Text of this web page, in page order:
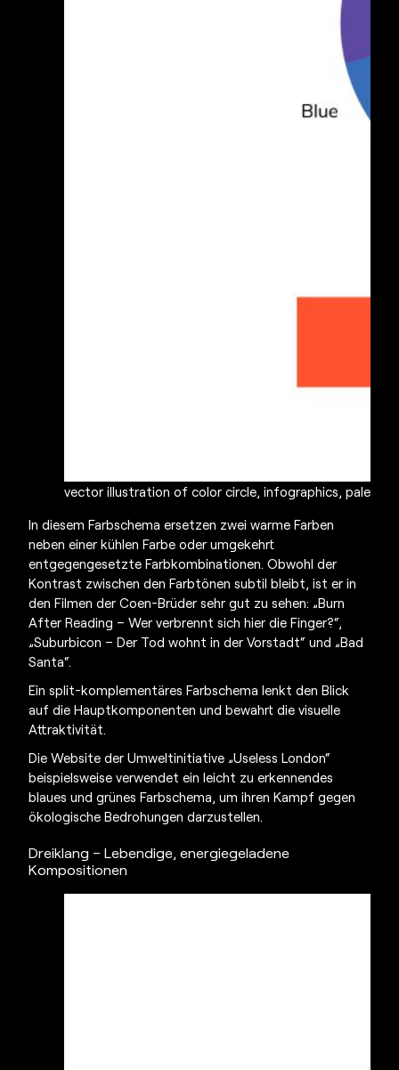
vector illustration of color circle, infographics,
In diesem Farbschema ersetzen zwei warme Farben
neben einer kühlen Farbe oder umgekehrt
entgegengesetzte Farbkombinationen. Obwohl der
Kontrast zwischen den Farbtönen subtil bleibt, ist er in
den Filmen der Coen-Brüder sehr gut zu sehen: „Burn
After Reading – Wer verbrennt sich hier die Finger?“,
„Suburbicon – Der Tod wohnt in der Vorstadt“ und „Bad
Santa“.
Ein split-komplementäres Farbschema lenkt den Blick
auf die Hauptkomponenten und bewahrt die visuelle
Attraktivität.
Die Website der Umweltinitiative „Useless London“
beispielsweise verwendet ein leicht zu erkennendes
blaues und grünes Farbschema, um ihren Kampf gegen
ökologische Bedrohungen darzustellen.
Dreiklang – Lebendige, energiegeladene
Kompositionen